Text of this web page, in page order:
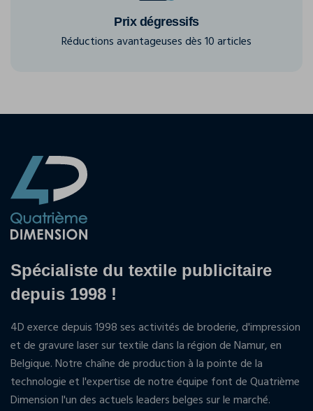
Prix dégressifs
Réductions avantageuses dès 10 articles
Spécialiste du textile publicitaire
depuis 1998 !
4D exerce depuis 1998 ses activités de broderie, d'impression
et de gravure laser sur textile dans la région de Namur, en
Belgique. Notre chaîne de production à la pointe de la
technologie et l'expertise de notre équipe font de Quatrième
Dimension l'un des actuels leaders belges sur le marché.